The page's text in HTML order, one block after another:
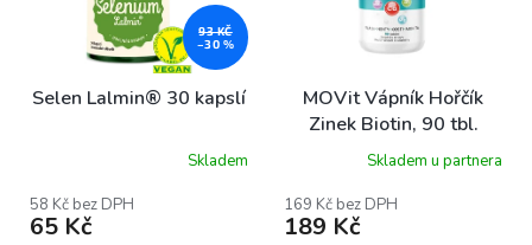
o
d
t
ů
93 KČ
–30 %
Selen Lalmin® 30 kapslí
produktu
je
Skladem
58 Kč bez DPH
65 Kč
MOVit Vápník Hořčík
Zinek Biotin, 90 tbl.
Skladem u partnera
169 Kč bez DPH
189 Kč